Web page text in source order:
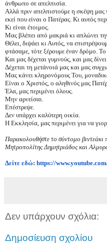
άνθρωπο σε απελπισία.
Αλλά πριν απελπιστούμε η σκέψη μας
εκεί που είναι ο Πατέρας Κι αυτός
Κι είναι έτοιμος.
Μας βλέπει από μακριά κι απλώνει
Θέλει, διψάει κι Αυτός, να
φτάσαμε, τότε ξέρουμε έναν δρόμο.
Και μας δέχεται γυμνούς, και μας
Δέχεται τη μετάνοιά μας και μας
Μας κάνει κληρονόμους Του,
Είναι ο Χριστός, ο αληθινός μας
Έλα, μας περιμένει όλους.
Μην αρνείσαι.
Επέστρεψε.
Δεν υπάρχει καλύτερη οικία.
Η Εκκλησία, μας περιμένει για να
Παρακολουθήστε το σύντομο
Μητροπολίτης Δημητριάδος και
Δείτε εδώ: https://
Δεν υπάρχουν σχόλια:
Δημοσίευση σχολίου